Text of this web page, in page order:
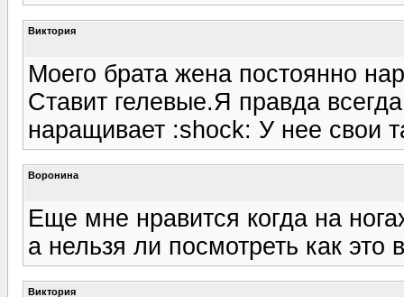
Виктория
Моего брата жена постоянно
Ставит гелевые.Я правда
наращивает :shock: У нее свои
Воронина
Еще мне нравится когда на
а нельзя ли посмотреть как это
Виктория